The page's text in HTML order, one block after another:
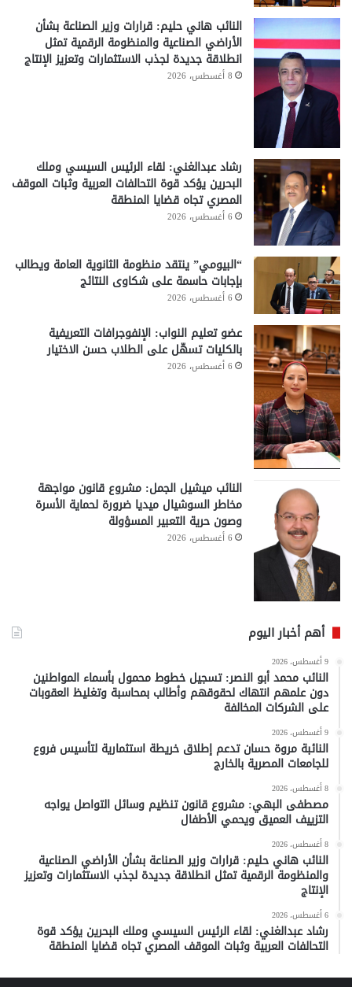
النائب هاني حليم: قرارات وزير الصناعة بشأن
الأراضي الصناعية والمنظومة الرقمية تمثل
انطلاقة جديدة لجذب الاستثمارات وتعزيز الإنتاج
8 أغسطس، 2026
رشاد عبدالغني: لقاء الرئيس السيسي وملك
البحرين يؤكد قوة التحالفات العربية وثبات الموقف
المصري تجاه قضايا المنطقة
6 أغسطس، 2026
“البيومي” ينتقد منظومة الثانوية العامة ويطالب
بإجابات حاسمة على شكاوى النتائج
6 أغسطس، 2026
عضو تعليم النواب: الإنفوجرافات التعريفية
بالكليات تسهّل على الطلاب حسن الاختيار
6 أغسطس، 2026
النائب ميشيل الجمل: مشروع قانون مواجهة
مخاطر السوشيال ميديا ضرورة لحماية الأسرة
وصون حرية التعبير المسؤولة
6 أغسطس، 2026
أهم أخبار اليوم
9 أغسطس، 2026
النائب محمد أبو النصر: تسجيل خطوط محمول بأسماء المواطنين
دون علمهم انتهاك لحقوقهم وأطالب بمحاسبة وتغليظ العقوبات
على الشركات المخالفة
9 أغسطس، 2026
النائبة مروة حسان تدعم إطلاق خريطة استثمارية لتأسيس فروع
للجامعات المصرية بالخارج
8 أغسطس، 2026
مصطفى البهي: مشروع قانون تنظيم وسائل التواصل يواجه
التزييف العميق ويحمي الأطفال
8 أغسطس، 2026
النائب هاني حليم: قرارات وزير الصناعة بشأن الأراضي الصناعية
والمنظومة الرقمية تمثل انطلاقة جديدة لجذب الاستثمارات وتعزيز
الإنتاج
6 أغسطس، 2026
رشاد عبدالغني: لقاء الرئيس السيسي وملك البحرين يؤكد قوة
التحالفات العربية وثبات الموقف المصري تجاه قضايا المنطقة